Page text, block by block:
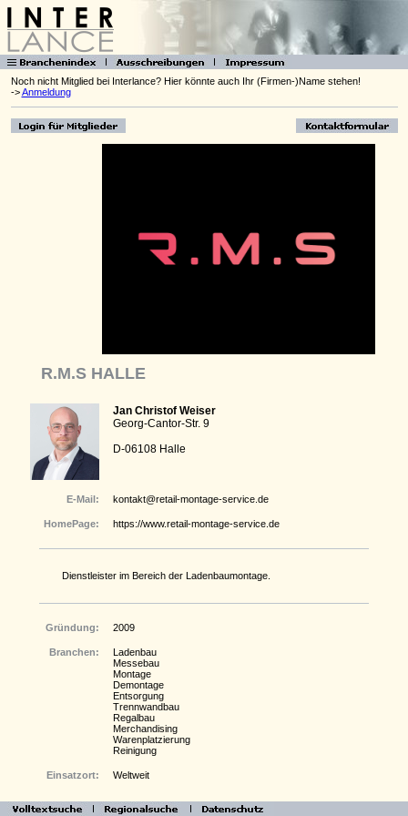
Noch nicht Mitglied bei Interlance? Hier könnte auch Ihr (Firmen-)Name stehen!
->Anmeldung
R.M.S HALLE
Jan Christof Weiser
Georg-Cantor-Str. 9
D-06108 Halle
E-Mail: kontakt@retail-montage-service.de
HomePage: https://www.retail-montage-service.de
Dienstleister im Bereich der Ladenbaumontage.
Gründung: 2009
Branchen:
Ladenbau
Messebau
Montage
Demontage
Entsorgung
Trennwandbau
Regalbau
Merchandising
Warenplatzierung
Reinigung
Einsatzort: Weltweit
Kunden, Projekte,
Telekom, Höffner, Mc-Fit, Karstadt, Aldi, Kaufland, KIK,